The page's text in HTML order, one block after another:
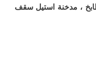
، مدخنة استيل سقف